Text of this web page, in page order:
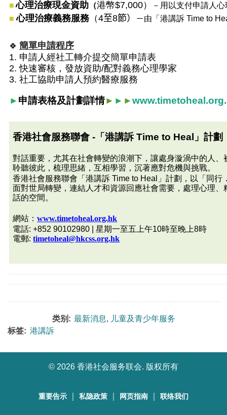
■ 心理治療現金資助 （港幣$7,000）
－用以支付申請人
■ 心理治療義務服務（4至8節） －由「港講訴 Time to
🍀 簡單申請程序
1. 申請人經社工轉介提交簡單申請表
2. 快速審核，發放資助/配對義務心理學家
3. 社工協助申請人預約醫療服務
► 申請表格及計劃詳情► ► ►
香港社會服務聯會 -「港講訴 Time to Heal」計劃
對話重要，尤其在社會轉變的浪潮下，讓處身漩渦中的人
聆聽彼此，梳理思緒，互相學習，沉著應對危機與挑戰。
香港社會服務聯會「港講訴 Time to Heal」計劃，以「同
面對世局轉變，連結人才和資源回應社會需要，處理心理
話的空間。
網站：www.timetoheal.org.hk
電話: +852 90102980 | 星期一至五上午10時至晚上8時
電郵:timetoheal@hkcss.org.hk
类别: 最新消息, 儿童及青少年服务
标签: 港講訴
© 2026 香港社会服务联会. 版权所有
重要告示 私隐政策 网页指南 联络我们